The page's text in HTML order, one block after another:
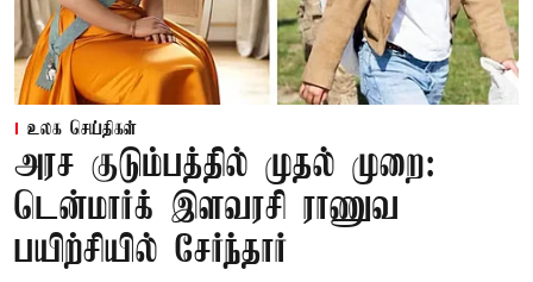
உலக செய்திகள்
அரச குடும்பத்தில் முதல் முறை:
டென்மார்க் இளவரசி ராணுவ
பயிற்சியில் சேர்ந்தார்